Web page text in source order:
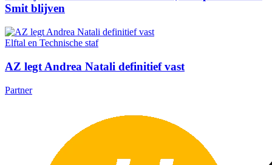
Smit blijven
Elftal en Technische staf
AZ legt Andrea Natali definitief vast
Partner